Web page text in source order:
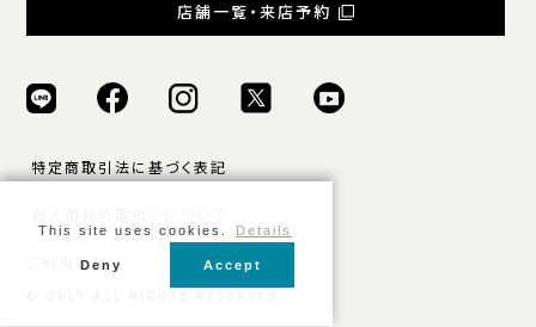
店舗一覧・来店予約
特定商取引法に基づく表記
ご利用規約
This site uses cookies. Details
Deny Accept